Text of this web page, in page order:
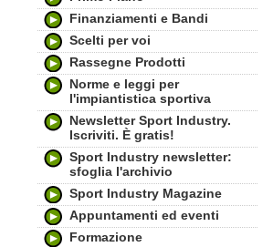
Finanziamenti e Bandi
Scelti per voi
Rassegne Prodotti
Norme e leggi per
l'impiantistica sportiva
Newsletter Sport Industry.
Iscriviti. È gratis!
Sport Industry newsletter:
sfoglia l'archivio
Sport Industry Magazine
Appuntamenti ed eventi
Formazione